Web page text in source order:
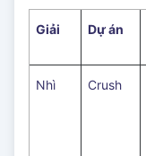
Giải Dự án
Nhì Crush